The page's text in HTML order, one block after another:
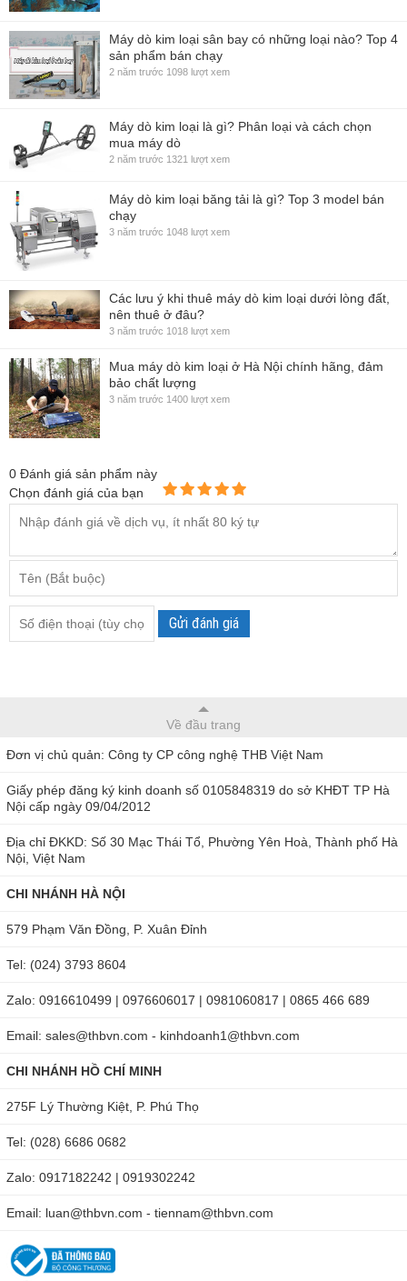
Máy dò kim loại sân bay có những loại nào? Top 4
sản phẩm bán chạy
2 năm trước 1098 lượt xem
Máy dò kim loại là gì? Phân loại và cách chọn
mua máy dò
2 năm trước 1321 lượt xem
Máy dò kim loại băng tải là gì? Top 3 model bán
chạy
3 năm trước 1048 lượt xem
Các lưu ý khi thuê máy dò kim loại dưới lòng đất,
nên thuê ở đâu?
3 năm trước 1018 lượt xem
Mua máy dò kim loại ở Hà Nội chính hãng, đảm
bảo chất lượng
3 năm trước 1400 lượt xem
0 Đánh giá sản phẩm này
Chọn đánh giá của bạn
Gửi đánh giá
Về đầu trang
Đơn vị chủ quản: Công ty CP công nghệ THB Việt Nam
Giấy phép đăng ký kinh doanh số 0105848319 do sở KHĐT TP Hà
Nội cấp ngày 09/04/2012
Địa chỉ ĐKKD: Số 30 Mạc Thái Tổ, Phường Yên Hoà, Thành phố Hà
Nội, Việt Nam
CHI NHÁNH HÀ NỘI
579 Phạm Văn Đồng, P. Xuân Đỉnh
Tel: (024) 3793 8604
Zalo: 0916610499 | 0976606017 | 0981060817 | 0865 466 689
Email: sales@thbvn.com - kinhdoanh1@thbvn.com
CHI NHÁNH HỒ CHÍ MINH
275F Lý Thường Kiệt, P. Phú Thọ
Tel: (028) 6686 0682
Zalo: 0917182242 | 0919302242
Email: luan@thbvn.com - tiennam@thbvn.com